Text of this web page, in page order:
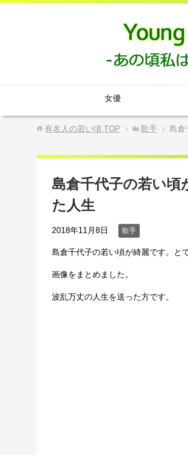
女優
有名人の若い頃 TOP 歌手 島倉
島倉千代子の若い頃
た人生
2018年11月8日 歌手
島倉千代子の若い頃が綺麗です。と
画像をまとめました。
波乱万丈の人生を送った方です。